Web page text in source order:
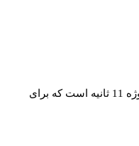
پروژه افترافکت لوگو و عنوان Trippy Wave Intro Logo & Title این پروژه ی جذاب به شما این امکان را می‌دهد تا لوگوی خود را با ظاهری جالب و خلاقانه ارائه دهید.مدت زمان پخش این پروژه 11 ثانیه است که برای